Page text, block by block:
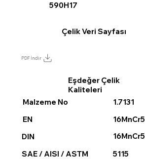
PDF İndir
590H17
Çelik Veri Sayfası
EN
16MnCr5
DIN
16MnCr5
SAE / AISI / ASTM
5115
Eşdeğer Çelik
Kaliteleri
Malzeme No
1.7131